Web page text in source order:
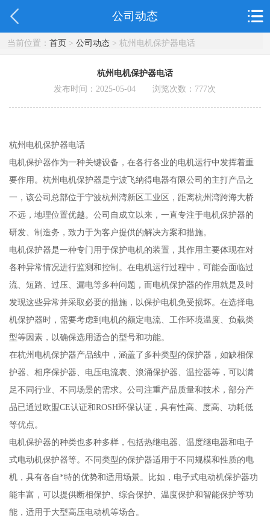
公司动态
当前位置： 首页> 公司动态> 杭州电机保护器电话
杭州电机保护器电话
发布时间：2025-05-04 浏览次数： 777次
杭州电机保护器电话
电机保护器作为一种关键设备，在各行各业的电机运行中发挥着重
要作用。杭州电机保护器是宁波飞纳得电器有限公司的主打产品之
一，该公司总部位于宁波杭州湾新区工业区，距离杭州湾跨海大桥
不远，地理位置优越。公司自成立以来，一直专注于电机保护器的
研发、制造务，致力于为客户提供的解决方案和措施。
电机保护器是一种专门用于保护电机的装置，其作用主要体现在对
各种异常情况进行监测和控制。在电机运行过程中，可能会面临过
流、短路、过压、漏电等多种问题，而电机保护器的作用就是及时
发现这些异常并采取必要的措施，以保护电机免受损坏。在选择电
机保护器时，需要考虑到电机的额定电流、工作环境温度、负载类
型等因素，以确保选用适合的型号和功能。
在杭州电机保护器产品线中，涵盖了多种类型的保护器，如缺相保
护器、相序保护器、电压电流表、浪涌保护器、温控器等，可以满
足不同行业、不同场景的需求。公司注重产品质量和技术，部分产
品已通过欧盟CE认证和ROSH环保认证，具有性高、度高、功耗低
等优点。
电机保护器的种类也多种多样，包括热继电器、温度继电器和电子
式电动机保护器等。不同类型的保护器适用于不同规模和性质的电
机，具有各自*特的优势和适用场景。比如，电子式电动机保护器功
能丰富，可以提供断相保护、综合保护、温度保护和智能保护等功
能，适用于大型高压电动机等场合。